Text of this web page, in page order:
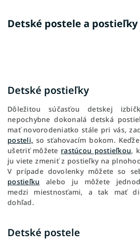
Detské postele a postieľky
Detské postieľky
Dôležitou súčasťou detskej
nepochybne dokonalá detská
mať novorodeniatko stále pri vás,
posteli, so sťahovacím bokom.
ušetriť môžete rastúcou postieľkou,
ju viete zmeniť z postieľky na
V prípade dovolenky môžete so
postieľku alebo ju môžete
medzi miestnosťami, a tak mať
dohľad.
Detské postele